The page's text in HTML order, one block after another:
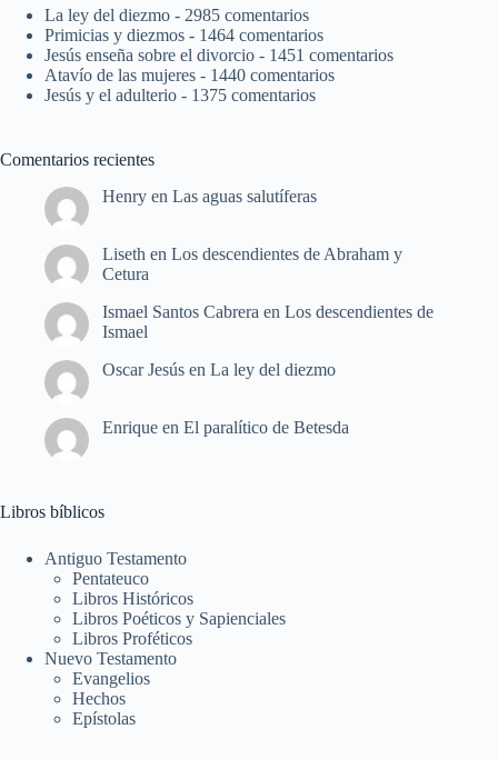
La ley del diezmo - 2985 comentarios
Primicias y diezmos - 1464 comentarios
Jesús enseña sobre el divorcio - 1451 comentarios
Atavío de las mujeres - 1440 comentarios
Jesús y el adulterio - 1375 comentarios
Comentarios recientes
Henry en Las aguas salutíferas
Liseth en Los descendientes de Abraham y
Cetura
Ismael Santos Cabrera en Los descendientes de
Ismael
Oscar Jesús en La ley del diezmo
Enrique en El paralítico de Betesda
Libros bíblicos
Antiguo Testamento
Pentateuco
Libros Históricos
Libros Poéticos y Sapienciales
Libros Proféticos
Nuevo Testamento
Evangelios
Hechos
Epístolas